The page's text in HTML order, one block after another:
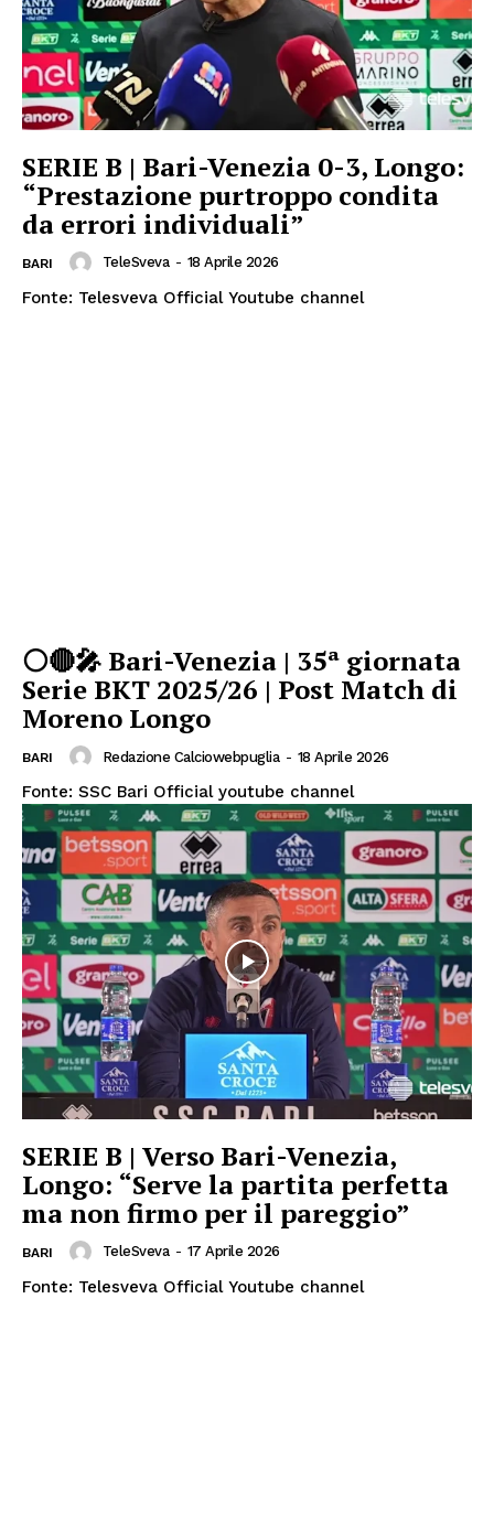
SERIE B | Bari-Venezia 0-3, Longo:
“Prestazione purtroppo condita
da errori individuali”
BARI TeleSveva - 18 Aprile 2026
Fonte: Telesveva Official Youtube channel
⚪🔴🎤 Bari-Venezia | 35ª giornata
Serie BKT 2025/26 | Post Match di
Moreno Longo
BARI Redazione Calciowebpuglia - 18 Aprile 2026
Fonte: SSC Bari Official youtube channel
SERIE B | Verso Bari-Venezia,
Longo: “Serve la partita perfetta
ma non firmo per il pareggio”
BARI TeleSveva - 17 Aprile 2026
Fonte: Telesveva Official Youtube channel